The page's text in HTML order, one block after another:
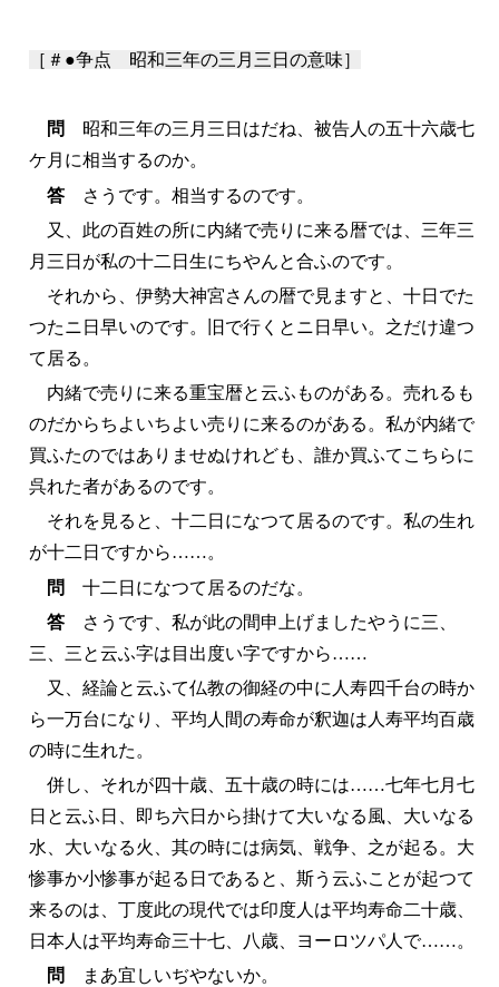
［＃●争点 昭和三年の三月三日の意味］
問 昭和三年の三月三日はだね、被告人の五十六歳七
ケ月に相当するのか。
答さうです。相当するのです。
又、此の百姓の所に内緒で売りに来る暦では、三年三
月三日が私の十二日生にちやんと合ふのです。
それから、伊勢大神宮さんの暦で見ますと、十日でた
つたニ日早いのです。旧で行くとニ日早い。之だけ違つ
て居る。
内緒で売りに来る重宝暦と云ふものがある。売れるも
のだからちよいちよい売りに来るのがある。私が内緒で
買ふたのではありませぬけれども、誰か買ふてこちらに
呉れた者があるのです。
それを見ると、十二日になつて居るのです。私の生れ
が十二日ですから……。
問 十二日になつて居るのだな。
答さうです、私が此の間申上げましたやうに三、
三、三と云ふ字は目出度い字ですから……
又、経論と云ふて仏教の御経の中に人寿四千台の時か
ら一万台になり、平均人間の寿命が釈迦は人寿平均百歳
の時に生れた。
併し、それが四十歳、五十歳の時には……七年七月七
日と云ふ日、即ち六日から掛けて大いなる風、大いなる
水、大いなる火、其の時には病気、戦争、之が起る。大
惨事か小惨事が起る日であると、斯う云ふことが起つて
来るのは、丁度此の現代では印度人は平均寿命二十歳、
日本人は平均寿命三十七、八歳、ヨーロツパ人で……。
問 まあ宜しいぢやないか。